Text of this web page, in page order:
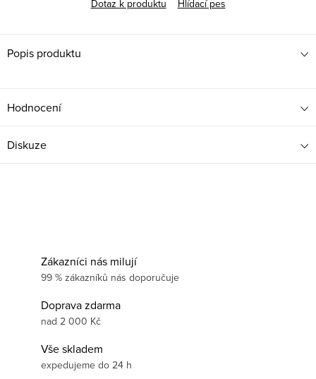
Dotaz k produktu
Hlídací pes
Popis produktu
Hodnocení
Diskuze
Zákazníci nás milují
99 % zákazníků nás doporučuje
Doprava zdarma
nad 2 000 Kč
Vše skladem
expedujeme do 24 h